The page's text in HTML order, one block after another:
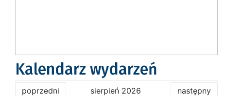
Kalendarz wydarzeń
poprzedni sierpień 2026 następny